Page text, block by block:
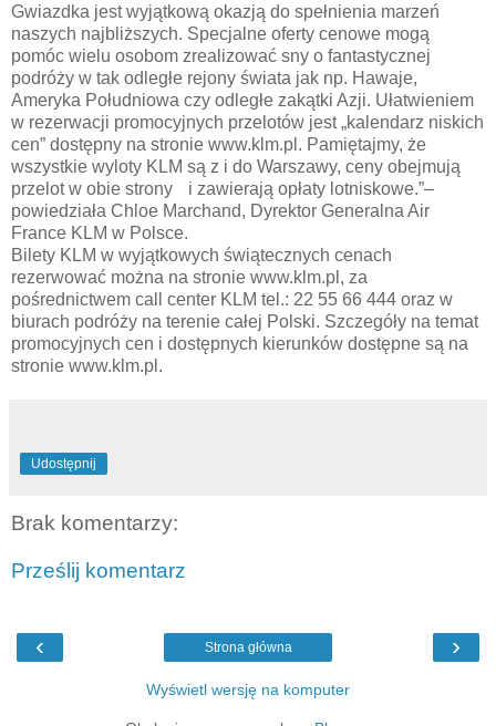
Gwiazdka jest wyjątkową okazją do spełnienia marzeń
naszych najbliższych. Specjalne oferty cenowe mogą
pomóc wielu osobom zrealizować sny o fantastycznej
podróży w tak odległe rejony świata jak np. Hawaje,
Ameryka Południowa czy odległe zakątki Azji. Ułatwieniem
w rezerwacji promocyjnych przelotów jest „kalendarz niskich
cen” dostępny na stronie www.klm.pl. Pamiętajmy, że
wszystkie wyloty KLM są z i do Warszawy, ceny obejmują
przelot w obie strony i zawierają opłaty lotniskowe.”–
powiedziała Chloe Marchand, Dyrektor Generalna Air
France KLM w Polsce.
Bilety KLM w wyjątkowych świątecznych cenach
rezerwować można na stronie www.klm.pl, za
pośrednictwem call center KLM tel.: 22 55 66 444 oraz w
biurach podróży na terenie całej Polski. Szczegóły na temat
promocyjnych cen i dostępnych kierunków dostępne są na
stronie www.klm.pl.
Udostępnij
Brak komentarzy:
Prześlij komentarz
‹ ›
Strona główna
Wyświetl wersję na komputer